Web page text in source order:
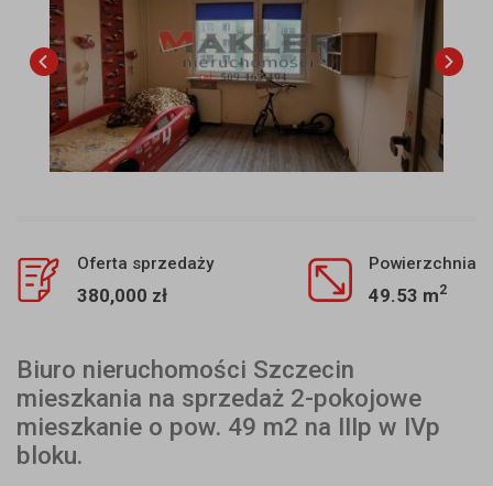
Oferta sprzedaży
380,000 zł
Powierzchnia
49.53 m2
Biuro nieruchomości Szczecin
mieszkania na sprzedaż 2-pokojowe
mieszkanie o pow. 49 m2 na IIIp w IVp
bloku.